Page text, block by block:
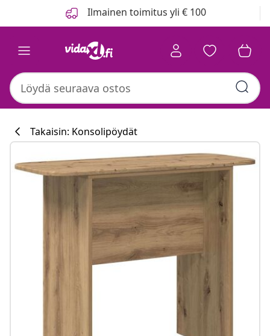
Ilmainen toimitus yli € 100
#sharemevidaxl
Takaisin: Konsolipöydät